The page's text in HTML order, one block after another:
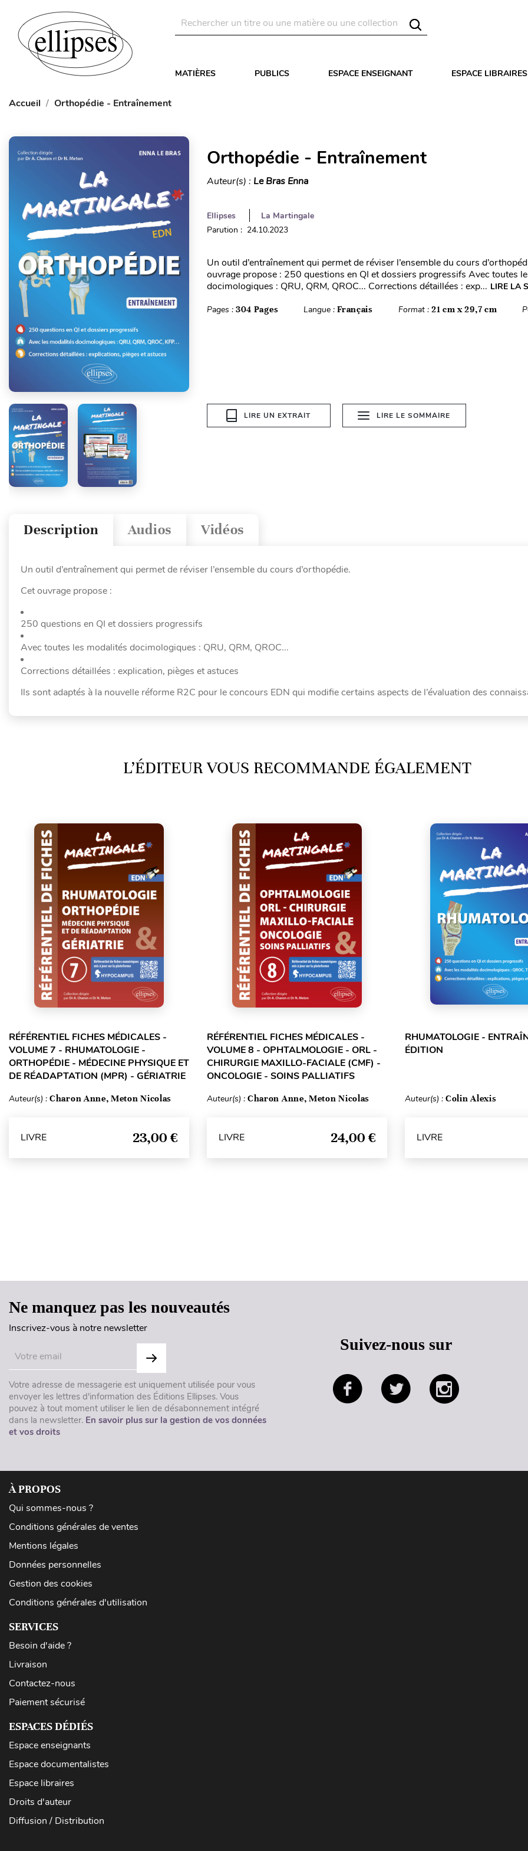
MATIÈRES PUBLICS ESPACE ENSEIGNANT ESPACE LIBRAIRES
Accueil Orthopédie - Entraînement
Orthopédie - Entraînement
Auteur(s) : Le Bras Enna
Ellipses
La Martingale
Parution : 24.10.2023
Un outil d’entraînement qui permet de réviser l’ensemble du cours
ouvrage propose : 250 questions en QI et dossiers progressifs Avec toutes
docimologiques : QRU, QRM, QROC... Corrections détaillées : exp... LIRE LA
Pages : 304 Pages Langue :Français Format : 21 cm x 29,7 cm
LIRE UN EXTRAIT LIRE LE SOMMAIRE
Vidéos
Audios
Description
Un outil d’entraînement qui permet de réviser l’ensemble du cours d’orthopédie.
Cet ouvrage propose :
250 questions en QI et dossiers progressifs
Avec toutes les modalités docimologiques : QRU, QRM, QROC...
Corrections détaillées : explication, pièges et astuces
Ils sont adaptés à la nouvelle réforme R2C pour le concours EDN qui modifie certains aspects de l’évaluation des
L’ÉDITEUR VOUS RECOMMANDE ÉGALEMENT
RÉFÉRENTIEL FICHES MÉDICALES -
VOLUME 7 - RHUMATOLOGIE -
ORTHOPÉDIE - MÉDECINE PHYSIQUE ET
DE RÉADAPTATION (MPR) - GÉRIATRIE
Auteur(s) : Charon Anne, Meton Nicolas
LIVRE 23,00 €
RÉFÉRENTIEL FICHES MÉDICALES -
VOLUME 8 - OPHTALMOLOGIE - ORL -
CHIRURGIE MAXILLO-FACIALE (CMF) -
ONCOLOGIE - SOINS PALLIATIFS
Auteur(s) : Charon Anne, Meton Nicolas
LIVRE 24,00 €
RHUMATOLOGIE -
ÉDITION
Auteur(s) : Colin Alexis
LIVRE
Ne manquez pas les nouveautés
Inscrivez-vous à notre newsletter
Votre adresse de messagerie est uniquement utilisée pour vous
envoyer les lettres d'information des Éditions Ellipses. Vous
pouvez à tout moment utiliser le lien de désabonnement intégré
dans la newsletter. En savoir plus sur la gestion de vos données
et vos droits
Suivez-nous sur
À PROPOS
Qui sommes-nous ?
Conditions générales de ventes
Mentions légales
Données personnelles
Gestion des cookies
Conditions générales d'utilisation
SERVICES
Besoin d'aide ?
Livraison
Contactez-nous
Paiement sécurisé
ESPACES DÉDIÉS
Espace enseignants
Espace documentalistes
Espace libraires
Droits d'auteur
Diffusion / Distribution